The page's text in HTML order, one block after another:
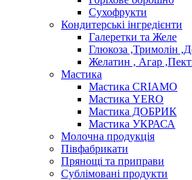
Сухофрукти
Кондитерські інгредієнти
Галеретки та Желе
Глюкоза ,Тримолін
Желатин , Агар
Мастика
Мастика CRIAMO
Мастика YERO
Мастика ДОБРИК
Мастика УКРАСА
Молочна продукція
Півфабрикати
Прянощі та приправи
Сублімовані продукти